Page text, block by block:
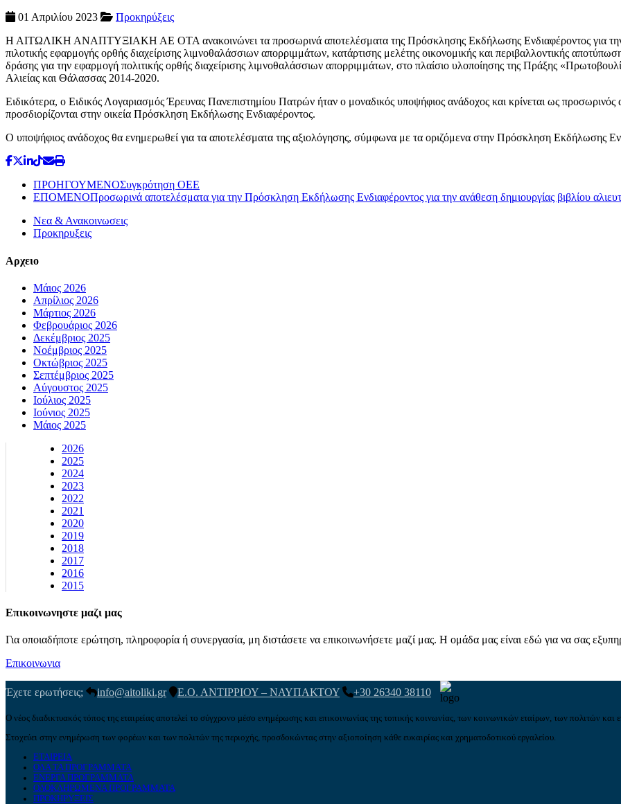
01 Απριλίου 2023
Προκηρύξεις
Η ΑΙΤΩΛΙΚΗ ΑΝΑΠΤΥΞΙΑΚΗ ΑΕ ΟΤΑ ανακοινώνει τα προσωρινά αποτελέσματα της Πρόσκλησης Εκδήλωσης Ενδιαφέροντος για την
πιλοτικής εφαρμογής ορθής διαχείρισης λιμνοθαλάσσιων απορριμμάτων, κατάρτισης μελέτης οικονομικής και περιβαλλοντικής
δράσης για την εφαρμογή πολιτικής ορθής διαχείρισης λιμνοθαλάσσιων απορριμμάτων, στο πλαίσιο υλοποίησης της Πράξης
Αλιείας και Θάλασσας 2014-2020.
Ειδικότερα, ο Ειδικός Λογαριασμός Έρευνας Πανεπιστημίου Πατρών ήταν ο μοναδικός υποψήφιος ανάδοχος και κρίνεται ως
προσδιορίζονται στην οικεία Πρόσκληση Εκδήλωσης Ενδιαφέροντος.
Ο υποψήφιος ανάδοχος θα ενημερωθεί για τα αποτελέσματα της αξιολόγησης, σύμφωνα με τα οριζόμενα στην Πρόσκληση Εκδήλωσης
ΠΡΟΗΓΟΥΜΕΝΟΣυγκρότηση ΟΕΕ
ΕΠΟΜΕΝΟΠροσωρινά αποτελέσματα για την Πρόσκληση Εκδήλωσης Ενδιαφέροντος για την ανάθεση δημιουργίας βιβλίου
Νεα & Ανακοινωσεις
Προκηρυξεις
Αρχειο
Μάιος 2026
Απρίλιος 2026
Μάρτιος 2026
Φεβρουάριος 2026
Δεκέμβριος 2025
Νοέμβριος 2025
Οκτώβριος 2025
Σεπτέμβριος 2025
Αύγουστος 2025
Ιούλιος 2025
Ιούνιος 2025
Μάιος 2025
2026
2025
2024
2023
2022
2021
2020
2019
2018
2017
2016
2015
Επικοινωνηστε μαζι μας
Για οποιαδήποτε ερώτηση, πληροφορία ή συνεργασία, μη διστάσετε να επικοινωνήσετε μαζί μας. Η ομάδα μας είναι εδώ για να σας
Επικοινωνια
Έχετε ερωτήσεις; info@aitoliki.gr Ε.Ο. ΑΝΤΙΡΡΙΟΥ – ΝΑΥΠΑΚΤΟΥ +30 26340 38110
Ο νέος διαδικτυακός τόπος της εταιρείας αποτελεί το σύγχρονο μέσο ενημέρωσης και επικοινωνίας της τοπικής κοινωνίας, των κοινωνικών εταίρων, των πολιτών και
Στοχεύει στην ενημέρωση των φορέων και των πολιτών της περιοχής, προσδοκώντας στην αξιοποίηση κάθε ευκαιρίας και χρηματοδοτικού εργαλείου.
ΕΤΑΙΡΕΙΑ
ΟΛΑ ΤΑ ΠΡΟΓΡΑΜΜΑΤΑ
ΕΝΕΡΓΑ ΠΡΟΓΡΑΜΜΑΤΑ
ΟΛΟΚΛΗΡΩΜΕΝΑ ΠΡΟΓΡΑΜΜΑΤΑ
ΠΡΟΚΗΡΥΞΕΙΣ